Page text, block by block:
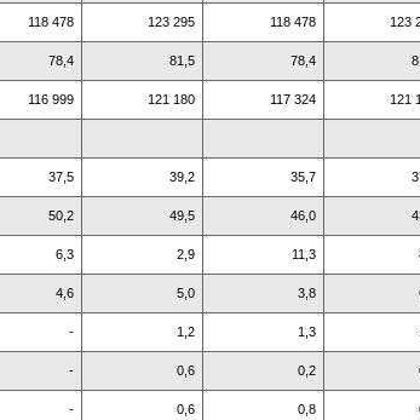
118 478 123 295 118 478 123
78,4 81,5 78,4
116 999 121 180 117 324 121
37,5 39,2 35,7
50,2 49,5 46,0
6,3 2,9 11,3
4,6 5,0 3,8
- 1,2 1,3
- 0,6 0,2
- 0,6 0,8